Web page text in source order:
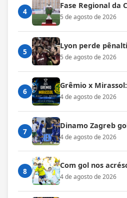
4
Fase Regional da
5 de agosto de 2026
5
Lyon perde
5 de agosto de 2026
6
Grêmio x
4 de agosto de 2026
7
Dinamo Zagreb
4 de agosto de 2026
8
Com gol nos
4 de agosto de 2026